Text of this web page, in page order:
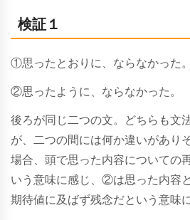
検証１
①思ったとおりに、ならなかった。
②思ったように、ならなかった。
後ろが同じ二つの文。どちらも文
が、二つの間には何か違いがあり
場合、頭で思った内容についての
いう意味に感じ、②は思った内容
期待値に及ばず残念だという意味